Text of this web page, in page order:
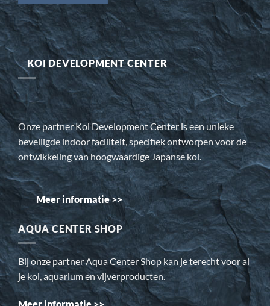
KOI DEVELOPMENT CENTER
Onze partner Koi Development Center is een unieke
beveiligde indoor faciliteit, specifiek ontworpen voor de
ontwikkeling van hoogwaardige Japanse koi.
Meer informatie >>
AQUA CENTER SHOP
Bij onze partner Aqua Center Shop kan je terecht voor al
je koi, aquarium en vijverproducten.